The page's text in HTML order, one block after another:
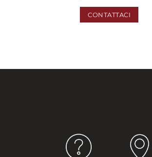
CONTATTACI